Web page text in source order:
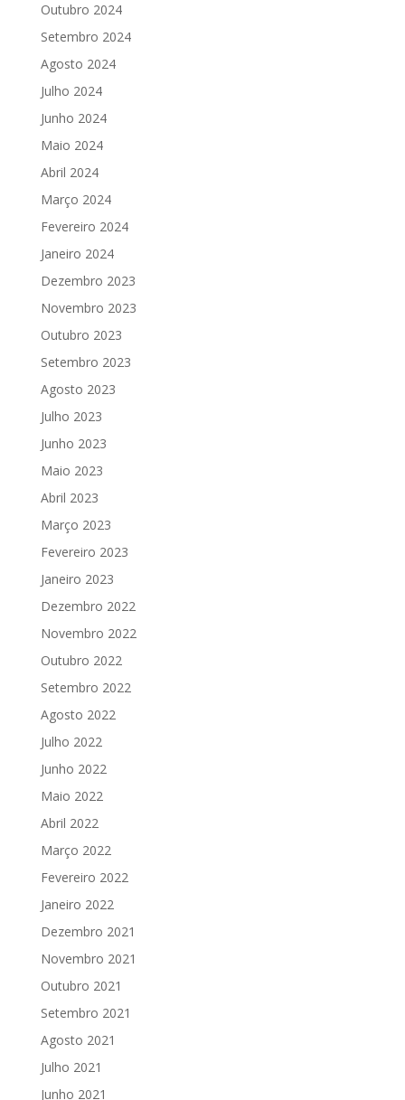
Outubro 2024
Setembro 2024
Agosto 2024
Julho 2024
Junho 2024
Maio 2024
Abril 2024
Março 2024
Fevereiro 2024
Janeiro 2024
Dezembro 2023
Novembro 2023
Outubro 2023
Setembro 2023
Agosto 2023
Julho 2023
Junho 2023
Maio 2023
Abril 2023
Março 2023
Fevereiro 2023
Janeiro 2023
Dezembro 2022
Novembro 2022
Outubro 2022
Setembro 2022
Agosto 2022
Julho 2022
Junho 2022
Maio 2022
Abril 2022
Março 2022
Fevereiro 2022
Janeiro 2022
Dezembro 2021
Novembro 2021
Outubro 2021
Setembro 2021
Agosto 2021
Julho 2021
Junho 2021